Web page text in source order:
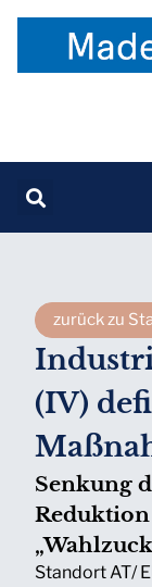
zurück zu
(IV)
Senkung
Reduktion
Standort AT/